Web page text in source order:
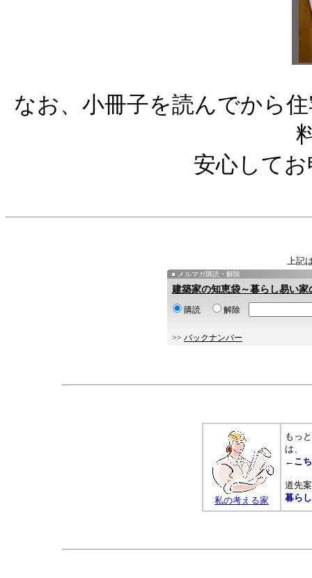
なお、小冊子を読んでから
安心して
上記
メルマガ購読・解除
建築家の知恵袋～暮らし易い家
購読 解除
>> バックナンバー
私の考える家
もっ
は、
←こ
道先
暮ら